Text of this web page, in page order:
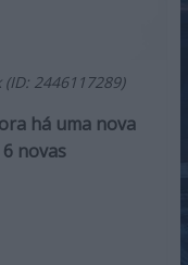
2446117289)
há uma nova
novas